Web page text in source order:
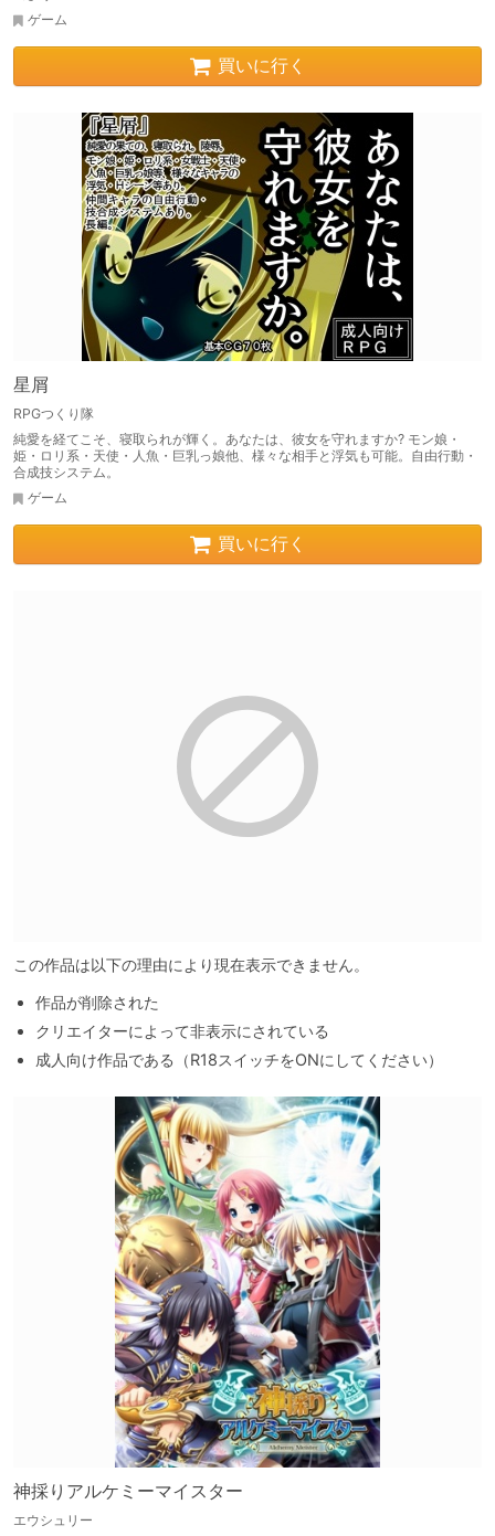
ゲーム
買いに行く
星屑
RPGつくり隊
純愛を経てこそ、寝取られが輝く。あなたは、彼女を守れますか? モン娘・
姫・ロリ系・天使・人魚・巨乳っ娘他、様々な相手と浮気も可能。自由行動・
合成技システム。
ゲーム
買いに行く
この作品は以下の理由により現在表示できません。
作品が削除された
クリエイターによって非表示にされている
成人向け作品である（R18スイッチをONにしてください）
神採りアルケミーマイスター
エウシュリー